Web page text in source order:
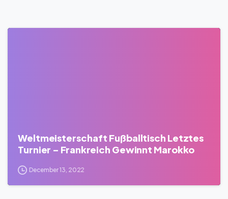
Weltmeisterschaft Fußballtisch Letztes
Turnier – Frankreich Gewinnt Marokko
December 13, 2022